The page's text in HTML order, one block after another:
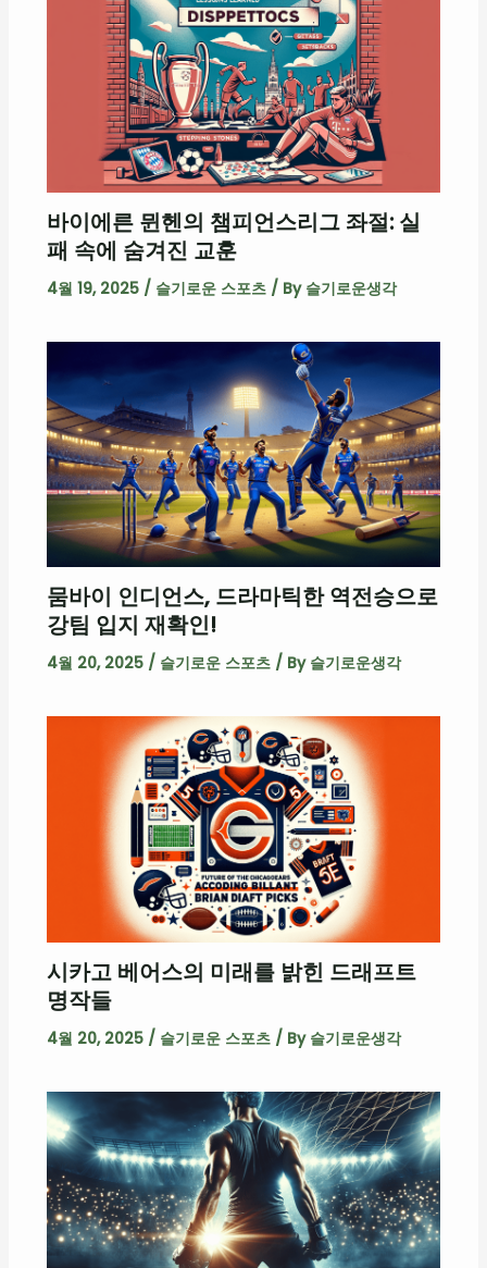
바이에른 뮌헨의 챔피언스리그 좌절: 실
패 속에 숨겨진 교훈
4월 19, 2025 / 슬기로운 스포츠/ By 슬기로운생각
뭄바이 인디언스, 드라마틱한 역전승으로
강팀 입지 재확인!
4월 20, 2025 / 슬기로운 스포츠/ By 슬기로운생각
시카고 베어스의 미래를 밝힌 드래프트
명작들
4월 20, 2025 / 슬기로운 스포츠/ By 슬기로운생각